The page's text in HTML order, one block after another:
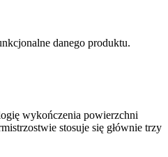
danego produktu.
wykończenia powierzchni
stosuje się głównie trzy